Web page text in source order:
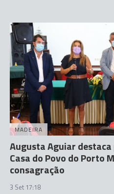
MADEIRA
Augusta Aguiar
Casa do Povo do Porto
consagração
3 Set 17:18